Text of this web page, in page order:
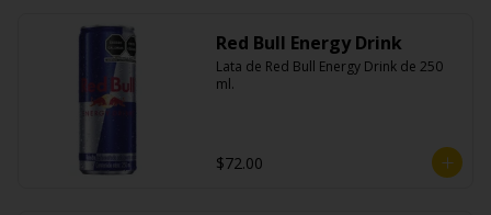
Red Bull Energy Drink
Lata de Red Bull Energy Drink de 250
ml.
$72.00